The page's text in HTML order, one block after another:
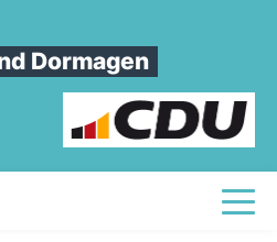
Dormagen